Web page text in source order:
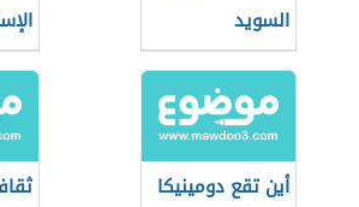
السويد
أين تقع دومينيكا